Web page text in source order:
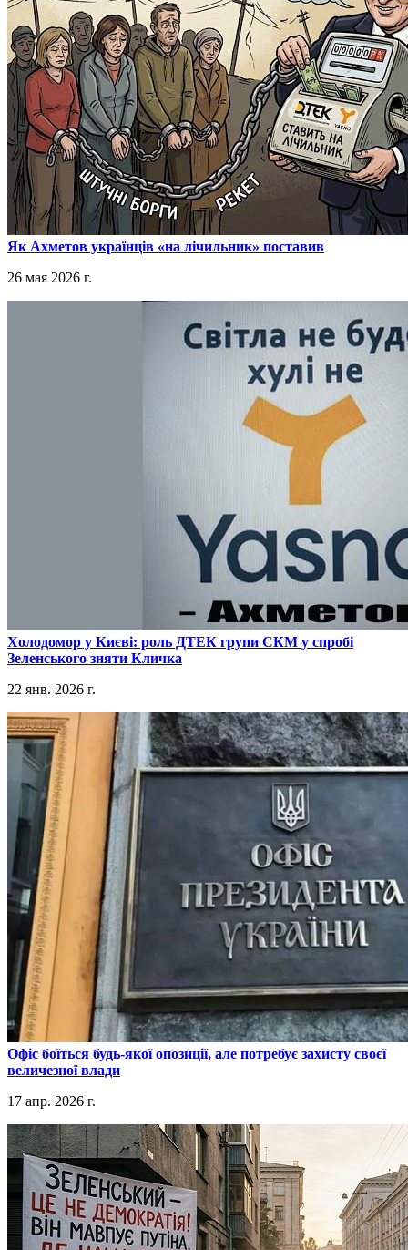
​Як Ахметов українців «на лічильник» поставив
26 мая 2026 г.
​Холодомор у Києві: роль ДТЕК групи СКМ у спробі
Зеленського зняти Кличка
22 янв. 2026 г.
​Офіс боїться будь-якої опозиції, але потребує захисту своєї
величезної влади
17 апр. 2026 г.